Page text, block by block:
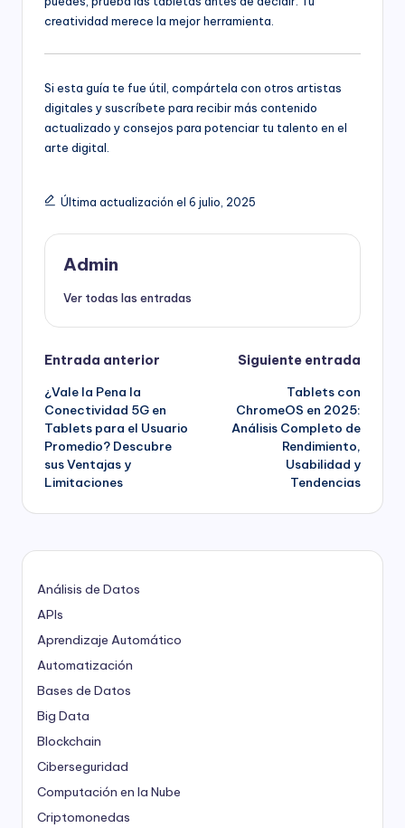
creatividad merece la mejor herramienta.
Si esta guía te fue útil, compártela con otros artistas
digitales y suscríbete para recibir más contenido
actualizado y consejos para potenciar tu talento en el
arte digital.
Última actualización el 6 julio, 2025
Admin
Ver todas las entradas
Navegación
de
entradas
Entrada anterior
¿Vale la Pena la
Conectividad 5G en
Tablets para el Usuario
Promedio? Descubre
sus Ventajas y
Limitaciones
Siguiente entrada
Tablets con
ChromeOS en 2025:
Análisis Completo de
Rendimiento,
Usabilidad y
Tendencias
Análisis de Datos
APIs
Aprendizaje Automático
Automatización
Bases de Datos
Big Data
Blockchain
Ciberseguridad
Computación en la Nube
Criptomonedas